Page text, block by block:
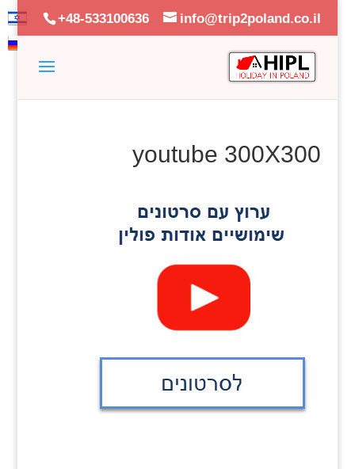
+48-533100636 info@trip2poland.co.il
youtube 300X300